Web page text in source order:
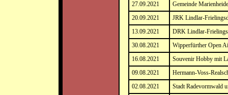
27.09.2021
Gemeinde Marienheide
20.09.2021
JRK Lindlar-
13.09.2021
DRK Lindlar-
30.08.2021
Wipperfürther Open
16.08.2021
Souvenir Hobby mit
09.08.2021
Hermann-Voss-
02.08.2021
Stadt Radevormwald